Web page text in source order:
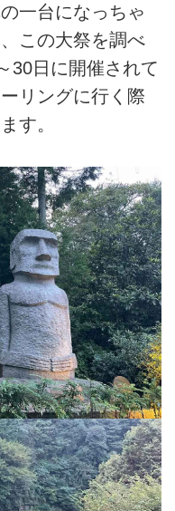
一台になっちゃ
この大祭を調べ
30日に開催されて
リングに行く際
す。